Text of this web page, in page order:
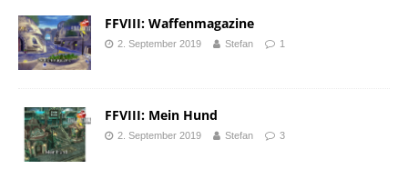
FFVIII: Waffenmagazine
2. September 2019 Stefan 1
FFVIII: Mein Hund
2. September 2019 Stefan 3